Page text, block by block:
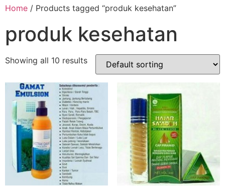
Home / Products tagged “produk kesehatan”
produk kesehatan
Showing all 10 results